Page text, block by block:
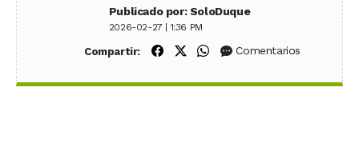
Publicado por: SoloDuque
2026-02-27 | 1:36 PM
Compartir: Compartir en Facebook
Compartir en X (Twitter)
Compartir en WhatsApp
Comentarios